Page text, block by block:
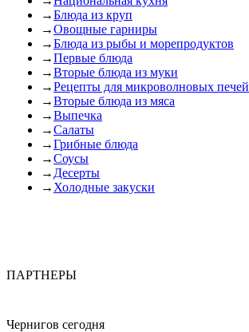
→Блюда из круп
→Овощные гарниры
→Блюда из рыбы и морепродуктов
→Первые блюда
→Вторые блюда из муки
→Рецепты для микроволновых печей
→Вторые блюда из мяса
→Выпечка
→Салаты
→Грибные блюда
→Соусы
→ Десерты
→ Холодные закуски
ПАРТНЕРЫ
Чернигов сегодня